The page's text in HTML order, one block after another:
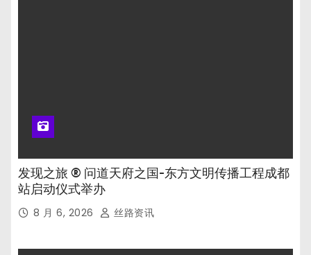
发现之旅 ® 问道天府之国-东方文明传播工程成都
站启动仪式举办
8 月 6, 2026 丝路资讯